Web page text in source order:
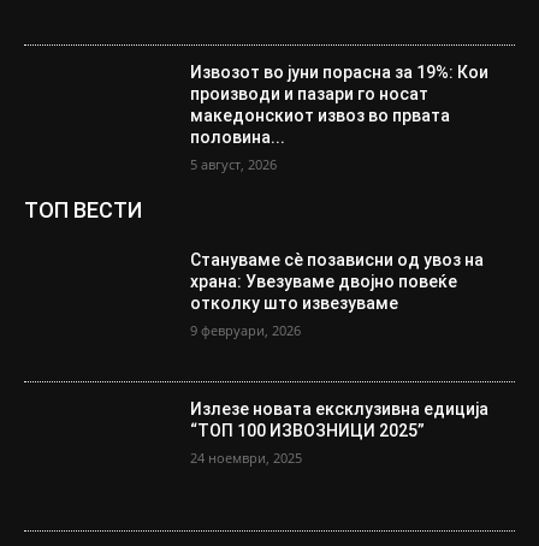
Извозот во јуни порасна за 19%: Кои
производи и пазари го носат
македонскиот извоз во првата
половина...
5 август, 2026
ТОП ВЕСТИ
Стануваме сè позависни од увоз на
храна: Увезуваме двојно повеќе
отколку што извезуваме
9 февруари, 2026
Излезе новата ексклузивна едиција
“ТОП 100 ИЗВОЗНИЦИ 2025”
24 ноември, 2025